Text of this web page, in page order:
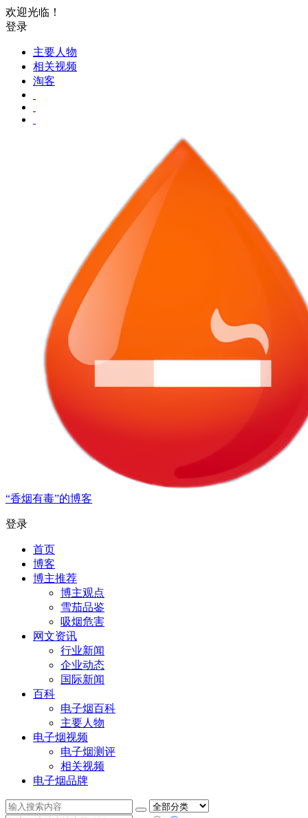
欢迎光临！
登录
主要人物
相关视频
淘客
“香烟有毒”的博客
登录
首页
博客
博主推荐
博主观点
雪茄品鉴
吸烟危害
网文资讯
行业新闻
企业动态
国际新闻
百科
电子烟百科
主要人物
电子烟视频
电子烟测评
相关视频
电子烟品牌